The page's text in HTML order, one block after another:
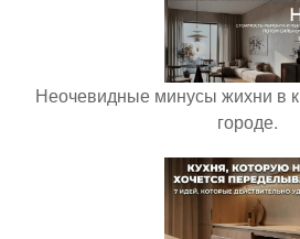
Неочевидные минусы жихни в
городе.